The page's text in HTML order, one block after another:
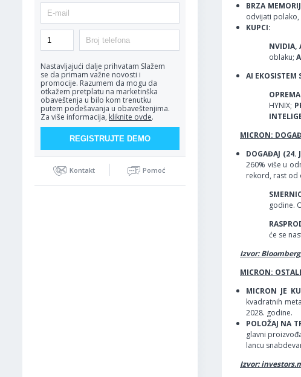
Nastavljajući dalje prihvatam Slažem
se da primam važne novosti i
promocije. Razumem da mogu da
otkažem pretplatu na marketinška
obaveštenja u bilo kom trenutku
putem podešavanja u obaveštenjima.
Za više informacija, kliknite ovde.
Kontakt Pomoć
BRZA
odvijati polako,
KUPCI:
NVIDIA,
oblaku;
AI EKOSISTEM
HYNIX;
MICRON:
DOGAĐAJ (24.
260% više u
rekord, rast od
godine.
će se
Izvor:
MICRON:
MICRON JE
kvadratnih
2028. godine.
POLOŽAJ NA
glavni
lancu
Izvor: